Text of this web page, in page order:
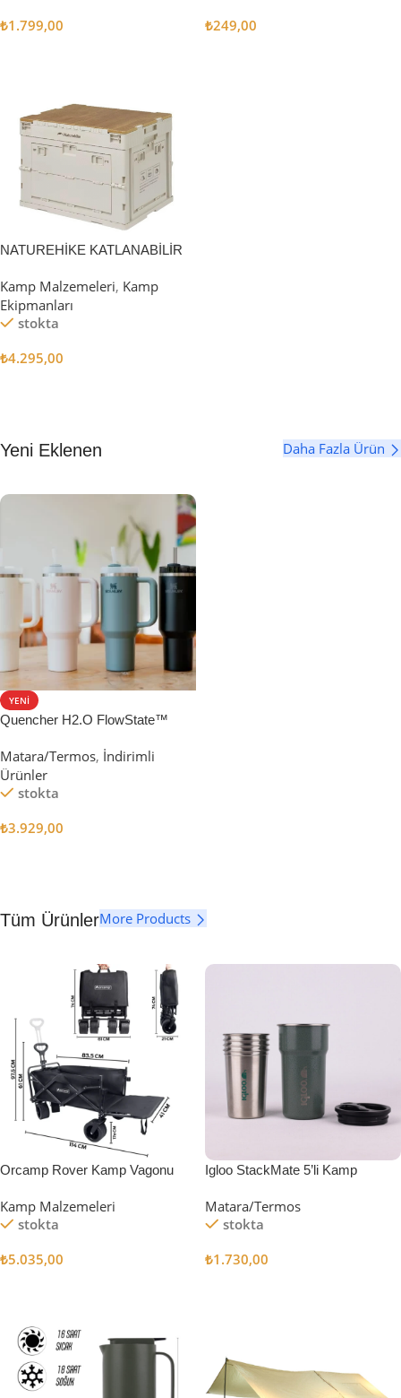
₺1.799,00
₺249,00
NATUREHİKE KATLANABİLİR
Kamp Malzemeleri, Kamp
Ekipmanları
stokta
₺4.295,00
Yeni Eklenen Daha Fazla Ürün
YENI
Quencher H2.O FlowState™
Matara/Termos, İndirimli
Ürünler
stokta
₺3.929,00
Tüm ÜrünlerMore Products
Orcamp Rover Kamp Vagonu
Kamp Malzemeleri
stokta
₺5.035,00
Igloo StackMate 5’li Kamp
Matara/Termos
stokta
₺1.730,00